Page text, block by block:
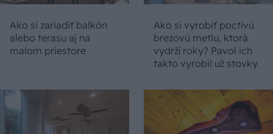
Ako si zariadiť balkón
alebo terasu aj na
malom priestore
Ako si vyrobiť poctivú
brezovú metlu, ktorá
vydrží roky? Pavol ich
takto vyrobil už stovky